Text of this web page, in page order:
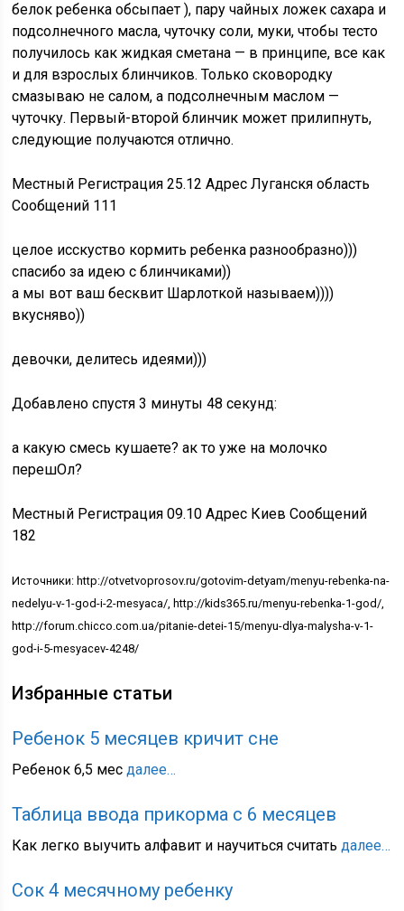
белок ребенка обсыпает ), пару чайных ложек сахара и
подсолнечного масла, чуточку соли, муки, чтобы тесто
получилось как жидкая сметана — в принципе, все как
и для взрослых блинчиков. Только сковородку
смазываю не салом, а подсолнечным маслом —
чуточку. Первый-второй блинчик может прилипнуть,
следующие получаются отлично.
Местный Регистрация 25.12 Адрес Луганскя область
Сообщений 111
целое исскуство кормить ребенка разнообразно)))
спасибо за идею с блинчиками))
а мы вот ваш бесквит Шарлоткой называем))))
вкусняво))
девочки, делитесь идеями)))
Добавлено спустя 3 минуты 48 секунд:
а какую смесь кушаете? ак то уже на молочко
перешОл?
Местный Регистрация 09.10 Адрес Киев Сообщений
182
Источники: http://otvetvoprosov.ru/gotovim-detyam/menyu-rebenka-na-
nedelyu-v-1-god-i-2-mesyaca/, http://kids365.ru/menyu-rebenka-1-god/,
http://forum.chicco.com.ua/pitanie-detei-15/menyu-dlya-malysha-v-1-
god-i-5-mesyacev-4248/
Избранные статьи
Ребенок 5 месяцев кричит сне
Ребенок 6,5 месдалее…
Таблица ввода прикорма с 6 месяцев
Как легко выучить алфавит и научиться считатьдалее…
Сок 4 месячному ребенку